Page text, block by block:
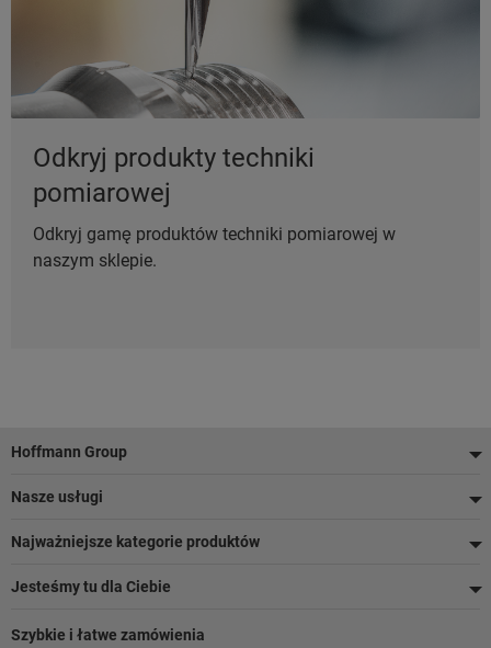
Odkryj produkty techniki
pomiarowej
Odkryj gamę produktów techniki pomiarowej w
naszym sklepie.
Stopka
Hoffmann Group
Nasze usługi
Najważniejsze kategorie produktów
Jesteśmy tu dla Ciebie
Szybkie i łatwe zamówienia